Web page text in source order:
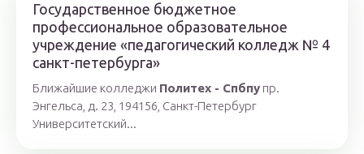
Государственное бюджетное
профессиональное образовательное
учреждение «педагогический колледж № 4
санкт-петербурга»
Ближайшие колледжи Политех - Спбпу пр.
Энгельса, д. 23, 194156, Санкт-Петербург
Университетский...